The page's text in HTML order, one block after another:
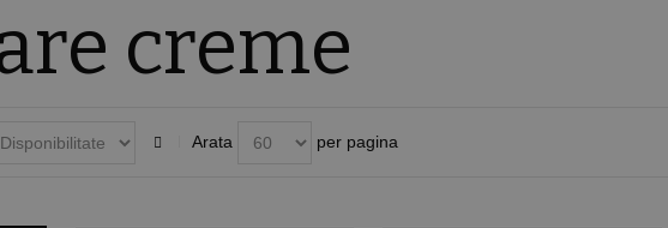
creme
Arata per pagina